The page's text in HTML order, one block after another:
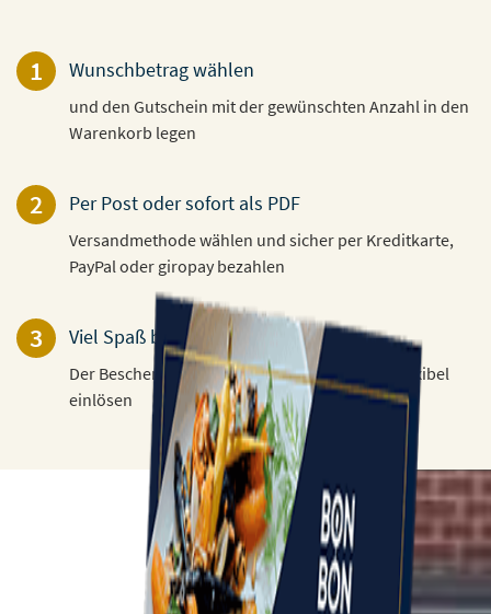
1 Wunschbetrag wählen
und den Gutschein mit der gewünschten Anzahl in den
Warenkorb legen
2 Per Post oder sofort als PDF
Versandmethode wählen und sicher per Kreditkarte,
PayPal oder giropay bezahlen
3 Viel Spaß beim Verschenken!
Der Beschenkte kann den Gutschein 3 Jahre flexibel
einlösen